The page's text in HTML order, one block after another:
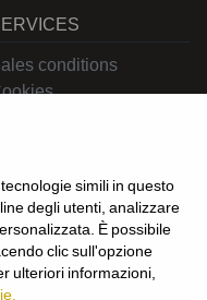
conditions
simili in questo
degli utenti, analizzare
È possibile
clic sull'opzione
ulteriori informazioni,